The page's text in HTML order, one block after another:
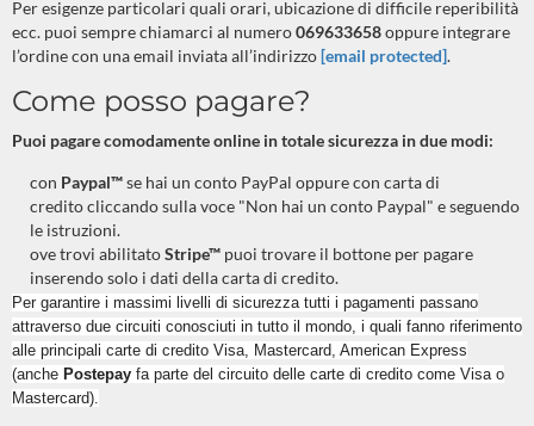
Per esigenze particolari quali orari, ubicazione di difficile reperibilità
ecc. puoi sempre chiamarci al numero069633658oppure integrare
l’ordine con una email inviata all’indirizzo[email protected].
Come posso pagare?
Puoi pagare comodamente online in totale sicurezza in due modi:
con Paypal™se hai un conto PayPal oppure con carta di
credito cliccando sulla voce "Non hai un conto Paypal" e seguendo
le istruzioni.
ove trovi abilitatoStripe™ puoi trovare il bottone per pagare
inserendo solo i dati della carta di credito.
Per garantire i massimi livelli di sicurezza tutti i pagamenti passano
attraverso due circuiti conosciuti in tutto il mondo, i quali fanno riferimento
alle principali carte di credito Visa, Mastercard, American Express
(anche Postepay fa parte del circuito delle carte di credito come Visa o
Mastercard).